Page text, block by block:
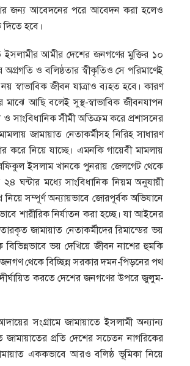
জন্য আবেদনের পরে আবেদন করা হলেও
হবে।
আমীর দেশের জনগণের মুক্তির ১০
ও বলিষ্ঠতার স্বীকৃতিও সে পরিমাণেই
জীবন যাত্রাও ব্যহত হবে। কারণ
আছি বলেই সুস্থ-স্বাভাবিক জীবনযাপন
সীমী অতিক্রম করে প্রশাসনের
জামায়াত নেতাকর্মীসহ নিরিহ সাধারণ
করে নিয়ে যাচ্ছে। এমনকি গায়েবী মামলায়
রফিকুল ইসলাম খানকে পুনরায় জেলগেট থেকে
ঘন্টার মধ্যে সাংবিধানিক নিয়ম অনুযায়ী
সম্পূর্ণ অন্যায়ভাবে জোরপূর্বক অভিযানে
শারীরিক নির্যাতন করা হচ্ছে। যা আইনের
জামায়াত নেতাকর্মীদের রিমান্ডের ভয়
ভয় দেখিয়ে জীবন নাশের হুমকি
থেকে বিচ্ছিন্ন সরকার দমন-পিড়নের পথ
করতে দেশের জনগণের উপরে জুলুম-
সংগ্রামে জামায়াতে ইসলামী অন্যান্য
প্রতি দেশের সচেতন নাগরিকের
এককভাবে আরও বলিষ্ঠ ভূমিকা নিয়ে